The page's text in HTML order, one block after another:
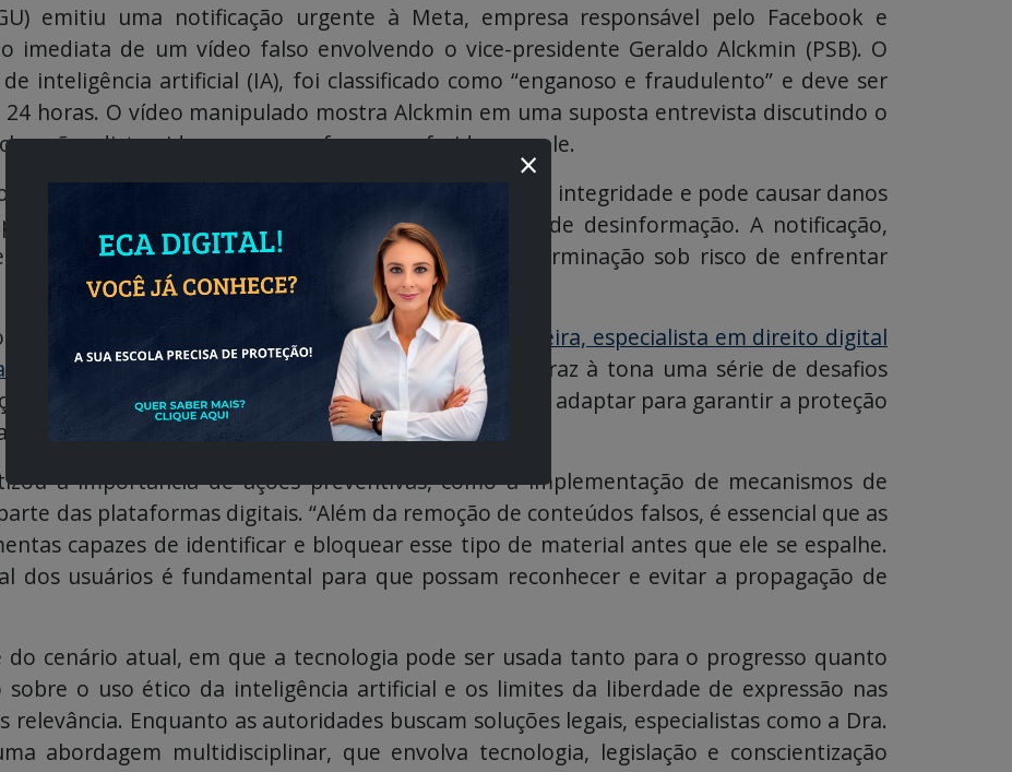
emitiu uma notificação urgente à Meta, empresa responsável pelo Facebook e
imediata de um vídeo falso envolvendo o vice-presidente Geraldo Alckmin (PSB). O
inteligência artificial (IA), foi classificado como “enganoso e fraudulento” e deve ser
horas. O vídeo manipulado mostra Alckmin em uma suposta entrevista discutindo o
distorcidas que nunca foram proferidas por ele.
de Defesa destacou que o material viola princípios de integridade e pode causar danos
além de contribuir para a disseminação de desinformação. A notificação,
2025, coloca a Meta em alerta para cumprir a determinação sob risco de enfrentar
desse caso, conversamos com aDra. Ana Paula Siqueira, especialista em direito digital
. Segundo ela, “a manipulação de vídeos por IA traz à tona uma série de desafios
em um ritmo acelerado, e as legislações precisam se adaptar para garantir a proteção
da informação.”
a importância de ações preventivas, como a implementação de mecanismos de
das plataformas digitais. “Além da remoção de conteúdos falsos, é essencial que as
capazes de identificar e bloquear esse tipo de material antes que ele se espalhe.
dos usuários é fundamental para que possam reconhecer e evitar a propagação de
do cenário atual, em que a tecnologia pode ser usada tanto para o progresso quanto
sobre o uso ético da inteligência artificial e os limites da liberdade de expressão nas
relevância. Enquanto as autoridades buscam soluções legais, especialistas como a Dra.
abordagem multidisciplinar, que envolva tecnologia, legislação e conscientização
×